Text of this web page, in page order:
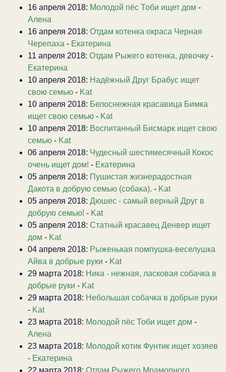
16 апреля 2018: Молодой пёс Тоби ищет дом -
Алена
16 апреля 2018: Отдам котенка окраса Черная
Черепаха - Екатерина
11 апреля 2018: Отдам Рыжего котенка, девочку -
Екатерина
10 апреля 2018: Надёжный Друг Брабус ищет
свою семью - Kat
10 апреля 2018: Белоснежная красавица Бимка
ищет свою семью - Kat
10 апреля 2018: Воспитанный Бисмарк ищет свою
семью - Kat
06 апреля 2018: Чудесный шестимесячный Кокос
очень ищет дом! - Екатерина
05 апреля 2018: Пушистая жизнерадостная
Дакота в добрую семью (собака). - Kat
05 апреля 2018: Дюшес - самый верный Друг в
добрую семью! - Kat
05 апреля 2018: Статный красавец Денвер ищет
дом - Kat
04 апреля 2018: Рыженькая помпушка-веселушка
Айва в добрые руки - Kat
29 марта 2018: Ника - нежная, ласковая собачка в
добрые руки - Kat
29 марта 2018: Небольшая собачка в добрые руки
- Kat
23 марта 2018: Молодой пёс Тоби ищет дом -
Алена
23 марта 2018: Молодой котик Фунтик ищет хозяев
- Екатерина
22 марта 2018: Отдам Рыжего Мраморного